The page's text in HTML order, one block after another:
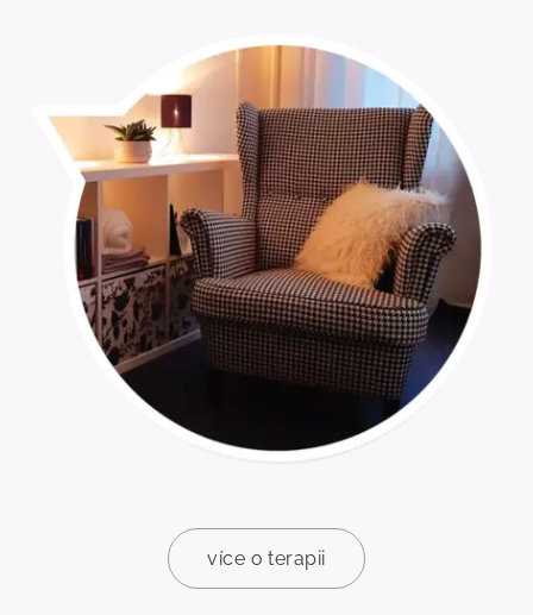
více o terapii